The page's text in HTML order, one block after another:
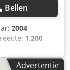
Bellen
2004,
1.200
420 mm,
Advertentie